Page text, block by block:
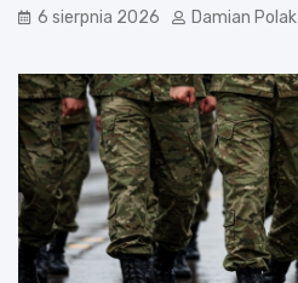
4
l
a
t
k
i
6 sierpnia 2026 Damian Polak